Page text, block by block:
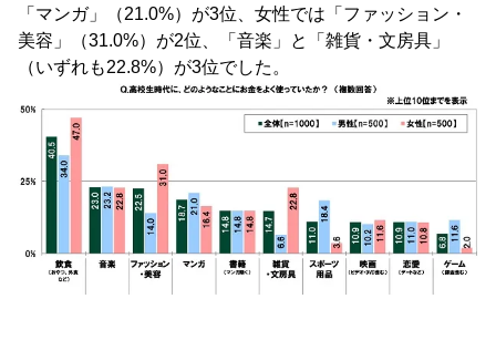
「マンガ」（21.0%）が3位、女性では「ファッション・
美容」（31.0%）が2位、「音楽」と「雑貨・文房具」
（いずれも22.8%）が3位でした。